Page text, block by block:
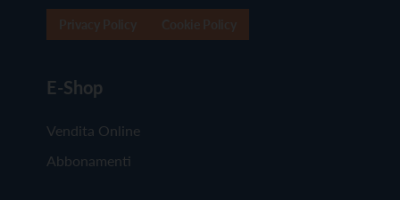
E-Shop
Vendita Online
Abbonamenti